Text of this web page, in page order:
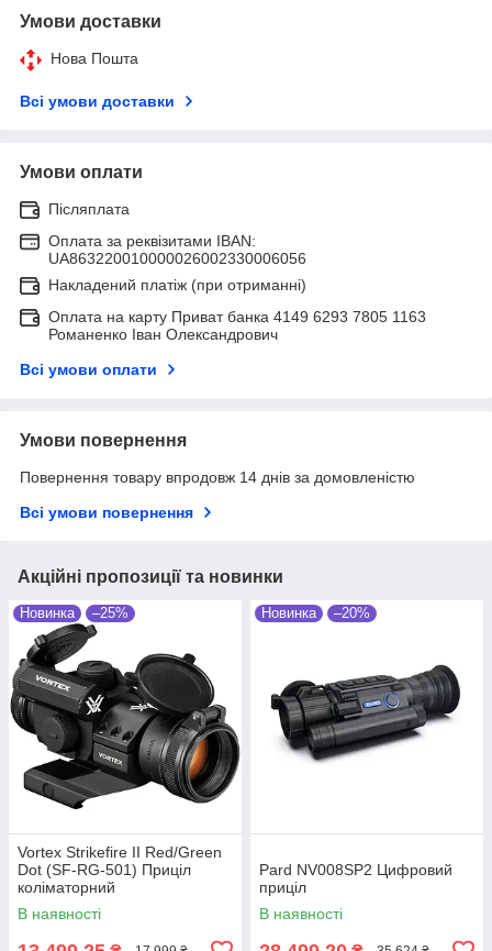
Умови доставки
Нова Пошта
Всі умови доставки
Умови оплати
Післяплата
Оплата за реквізитами IBAN:
UA863220010000026002330006056
Накладений платіж (при отриманні)
Оплата на карту Приват банка 4149 6293 7805 1163
Романенко Іван Олександрович
Всі умови оплати
Умови повернення
Повернення товару впродовж 14 днів за домовленістю
Всі умови повернення
Акційні пропозиції та новинки
Новинка –25%
Vortex Strikefire II Red/Green
Dot (SF-RG-501) Приціл
коліматорний
В наявності
Новинка –20%
Pard NV008SP2 Цифровий
приціл
В наявності